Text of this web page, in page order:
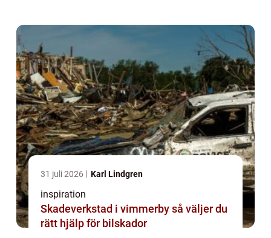
31 juli 2026 Karl Lindgren
inspiration
Skadeverkstad i vimmerby så väljer du
rätt hjälp för bilskador